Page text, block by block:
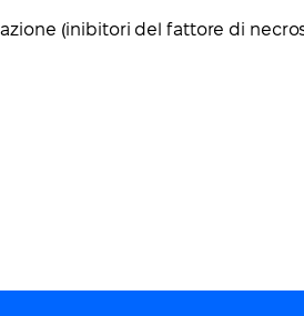
(inibitori del fattore di